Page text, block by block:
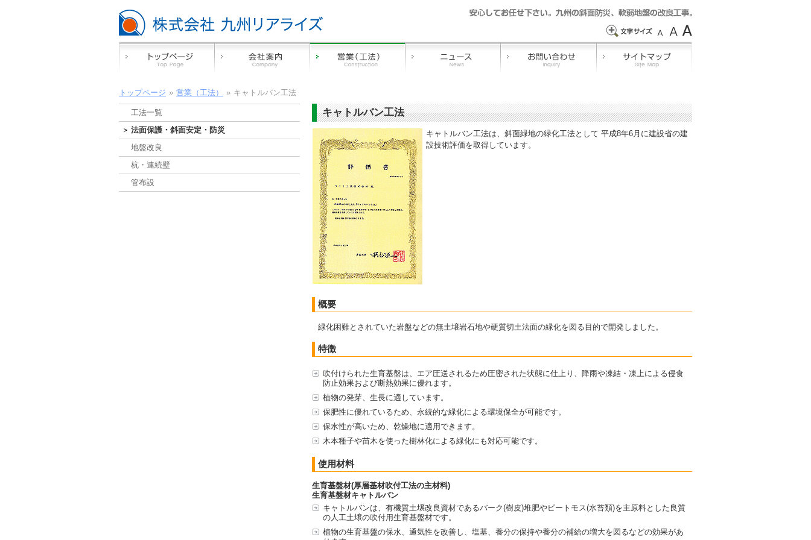
トップページ » 営業（工法） » キャトルバン工法
キャトルバン工法
キャトルバン工法は、斜面緑地の緑化工法として 平成8年6月に建設省の建
設技術評価を取得しています。
概要
緑化困難とされていた岩盤などの無土壌岩石地や硬質切土法面の緑化を図る目的で開発しました。
特徴
吹付けられた生育基盤は、エア圧送されるため圧密された状態に仕上り、降雨や凍結・凍上による侵食
防止効果および断熱効果に優れます。
植物の発芽、生長に適しています。
保肥性に優れているため、永続的な緑化による環境保全が可能です。
保水性が高いため、乾燥地に適用できます。
木本種子や苗木を使った樹林化による緑化にも対応可能です。
使用材料
生育基盤材(厚層基材吹付工法の主材料)
生育基盤材キャトルバン
キャトルバンは、有機質土壌改良資材であるバーク(樹皮)堆肥やピートモス(水苔類)を主原料とした良質
の人工土壌の吹付用生育基盤材です。
植物の生育基盤の保水、通気性を改善し、塩基、養分の保持や養分の補給の増大を図るなどの効果があ
工法一覧
法面保護・斜面安定・防災
地盤改良
杭・連続壁
管布設